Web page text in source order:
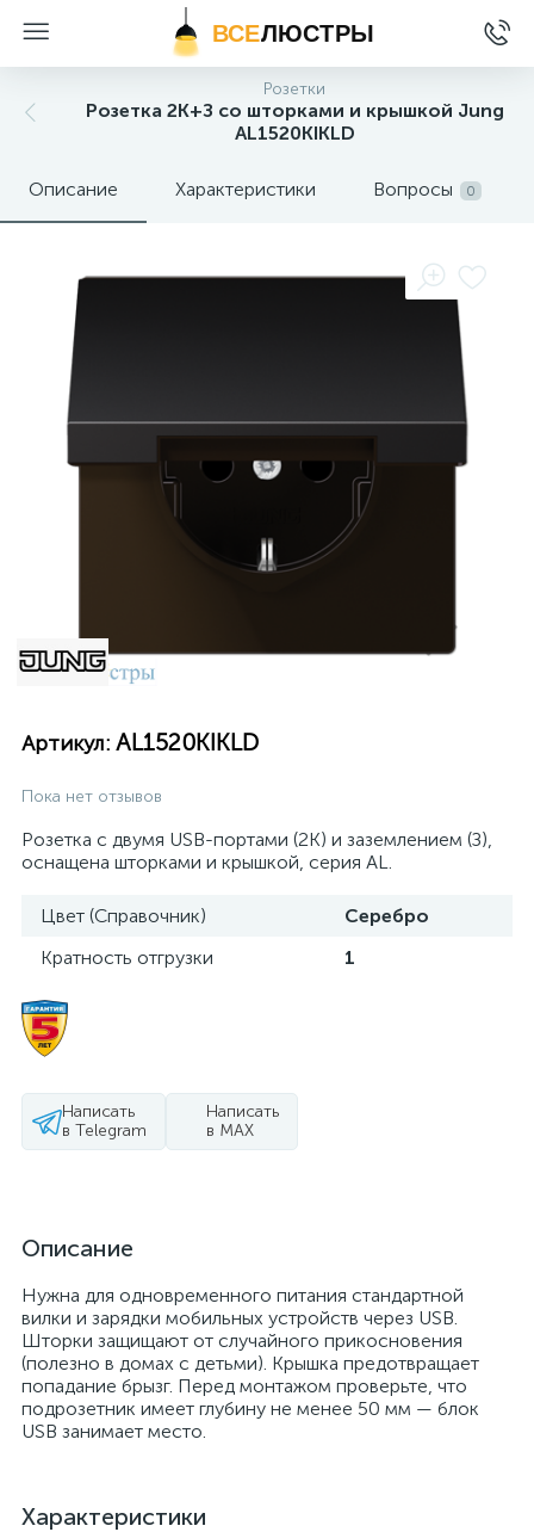
ВСЕЛЮСТРЫ
Розетки
Розетка 2K+З cо шторками и крышкой Jung
AL1520KIKLD
Описание Характеристики Вопросы 0
Артикул: AL1520KIKLD
Пока нет отзывов
Розетка с двумя USB-портами (2K) и заземлением (З),
оснащена шторками и крышкой, серия AL.
Цвет (Справочник)
Серебро
Кратность отгрузки
1
Написать
в Telegram
Написать
в MAX
Описание
Нужна для одновременного питания стандартной
вилки и зарядки мобильных устройств через USB.
Шторки защищают от случайного прикосновения
(полезно в домах с детьми). Крышка предотвращает
попадание брызг. Перед монтажом проверьте, что
подрозетник имеет глубину не менее 50 мм — блок
USB занимает место.
Характеристики